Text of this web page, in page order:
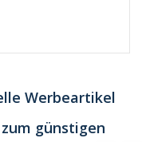
Werbeartikel
günstigen